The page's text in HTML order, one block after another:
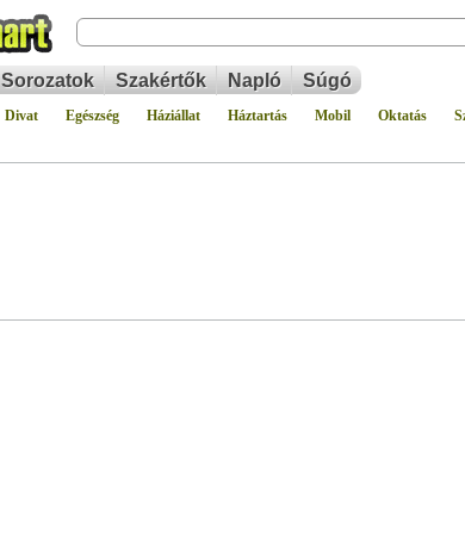
Sorozatok Szakértők Napló Súgó
Divat Egészség Háziállat Háztartás Mobil Oktatás